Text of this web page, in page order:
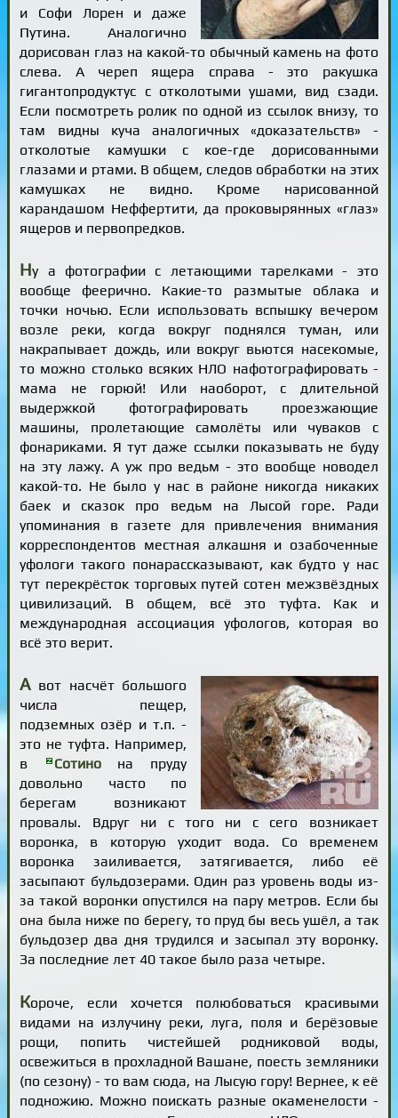
и Софи Лорен и даже
Путина. Аналогично
дорисован глаз на какой-то обычный камень на фото
слева. А череп ящера справа - это ракушка
гигантопродуктус с отколотыми ушами, вид сзади.
Если посмотреть ролик по одной из ссылок внизу, то
там видны куча аналогичных «доказательств» -
отколотые камушки с кое-где дорисованными
глазами и ртами. В общем, следов обработки на этих
камушках не видно. Кроме нарисованной
карандашом Неффертити, да проковырянных «глаз»
ящеров и первопредков.
Ну а фотографии с летающими тарелками - это
вообще феерично. Какие-то размытые облака и
точки ночью. Если использовать вспышку вечером
возле реки, когда вокруг поднялся туман, или
накрапывает дождь, или вокруг вьются насекомые,
то можно столько всяких НЛО нафотографировать -
мама не горюй! Или наоборот, с длительной
выдержкой фотографировать проезжающие
машины, пролетающие самолёты или чуваков с
фонариками. Я тут даже ссылки показывать не буду
на эту лажу. А уж про ведьм - это вообще новодел
какой-то. Не было у нас в районе никогда никаких
баек и сказок про ведьм на Лысой горе. Ради
упоминания в газете для привлечения внимания
корреспондентов местная алкашня и озабоченные
уфологи такого понарассказывают, как будто у нас
тут перекрёсток торговых путей сотен межзвёздных
цивилизаций. В общем, всё это туфта. Как и
международная ассоциация уфологов, которая во
всё это верит.
А вот насчёт большого
числа пещер,
подземных озёр и т.п. -
это не туфта. Например,
в
Сотинона пруду
довольно часто по
берегам возникают
провалы. Вдруг ни с того ни с сего возникает
воронка, в которую уходит вода. Со временем
воронка заиливается, затягивается, либо её
засыпают бульдозерами. Один раз уровень воды из-
за такой воронки опустился на пару метров. Если бы
она была ниже по берегу, то пруд бы весь ушёл, а так
бульдозер два дня трудился и засыпал эту воронку.
За последние лет 40 такое было раза четыре.
Короче, если хочется полюбоваться красивыми
видами на излучину реки, луга, поля и берёзовые
рощи, попить чистейшей родниковой воды,
освежиться в прохладной Вашане, поесть земляники
(по сезону) - то вам сюда, на Лысую гору! Вернее, к её
подножию. Можно поискать разные окаменелости -